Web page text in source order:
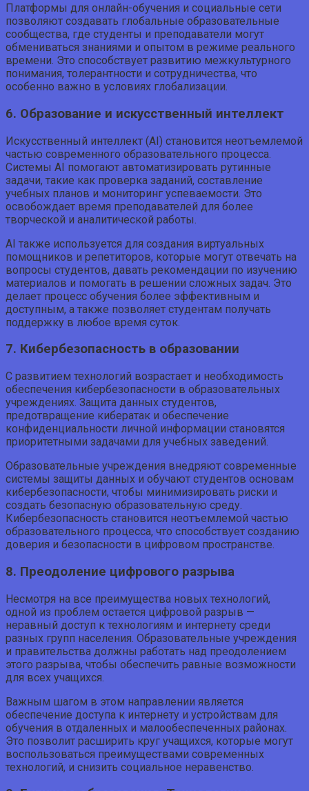
Платформы для онлайн-обучения и социальные сети
позволяют создавать глобальные образовательные
сообщества, где студенты и преподаватели могут
обмениваться знаниями и опытом в режиме реального
времени. Это способствует развитию межкультурного
понимания, толерантности и сотрудничества, что
особенно важно в условиях глобализации.
6. Образование и искусственный интеллект
Искусственный интеллект (AI) становится неотъемлемой
частью современного образовательного процесса.
Системы AI помогают автоматизировать рутинные
задачи, такие как проверка заданий, составление
учебных планов и мониторинг успеваемости. Это
освобождает время преподавателей для более
творческой и аналитической работы.
AI также используется для создания виртуальных
помощников и репетиторов, которые могут отвечать на
вопросы студентов, давать рекомендации по изучению
материалов и помогать в решении сложных задач. Это
делает процесс обучения более эффективным и
доступным, а также позволяет студентам получать
поддержку в любое время суток.
7. Кибербезопасность в образовании
С развитием технологий возрастает и необходимость
обеспечения кибербезопасности в образовательных
учреждениях. Защита данных студентов,
предотвращение кибератак и обеспечение
конфиденциальности личной информации становятся
приоритетными задачами для учебных заведений.
Образовательные учреждения внедряют современные
системы защиты данных и обучают студентов основам
кибербезопасности, чтобы минимизировать риски и
создать безопасную образовательную среду.
Кибербезопасность становится неотъемлемой частью
образовательного процесса, что способствует созданию
доверия и безопасности в цифровом пространстве.
8. Преодоление цифрового разрыва
Несмотря на все преимущества новых технологий,
одной из проблем остается цифровой разрыв —
неравный доступ к технологиям и интернету среди
разных групп населения. Образовательные учреждения
и правительства должны работать над преодолением
этого разрыва, чтобы обеспечить равные возможности
для всех учащихся.
Важным шагом в этом направлении является
обеспечение доступа к интернету и устройствам для
обучения в отдаленных и малообеспеченных районах.
Это позволит расширить круг учащихся, которые могут
воспользоваться преимуществами современных
технологий, и снизить социальное неравенство.